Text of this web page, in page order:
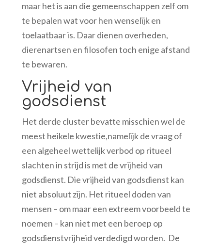
maar het is aan die gemeenschappen zelf om
te bepalen wat voor hen wenselijk en
toelaatbaar is. Daar dienen overheden,
dierenartsen en filosofen toch enige afstand
te bewaren.
Vrijheid van
godsdienst
Het derde cluster bevatte misschien wel de
meest heikele kwestie,namelijk de vraag of
een algeheel wettelijk verbod op ritueel
slachten in strijd is met de vrijheid van
godsdienst. Die vrijheid van godsdienst kan
niet absoluut zijn. Het ritueel doden van
mensen – om maar een extreem voorbeeld te
noemen – kan niet met een beroep op
godsdienstvrijheid verdedigd worden. De